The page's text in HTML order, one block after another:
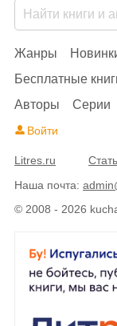
© 2008 - 2026
Жанры
Бесплатные
Авторы
Серии
Войти
Litres.ru
Наша почта: